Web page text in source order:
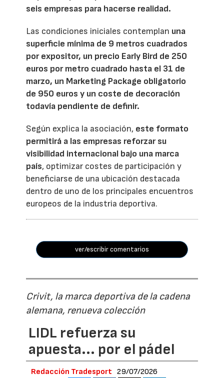
seis empresas para hacerse realidad.
Las condiciones iniciales contemplan una
superficie mínima de 9 metros cuadrados
por expositor, un precio Early Bird de 250
euros por metro cuadrado hasta el 31 de
marzo, un Marketing Package obligatorio
de 950 euros y un coste de decoración
todavía pendiente de definir.
Según explica la asociación, este formato
permitirá a las empresas reforzar su
visibilidad internacional bajo una marca
país, optimizar costes de participación y
beneficiarse de una ubicación destacada
dentro de uno de los principales encuentros
europeos de la industria deportiva.
ver/escribir comentarios
Crivit, la marca deportiva de la cadena
alemana, renueva colección
LIDL refuerza su
apuesta... por el pádel
Redacción Tradesport 29/07/2026